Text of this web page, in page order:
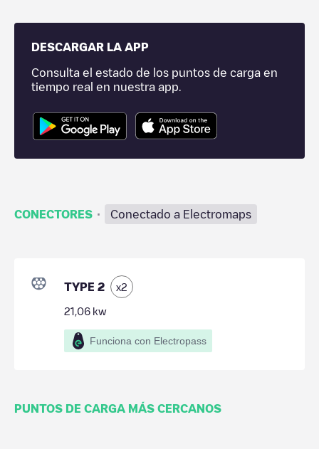
DESCARGAR LA APP
Consulta el estado de los puntos de carga en
tiempo real en nuestra app.
CONECTORES · Conectado a Electromaps
TYPE 2 x2
21,06 kw
Funciona con Electropass
PUNTOS DE CARGA MÁS CERCANOS